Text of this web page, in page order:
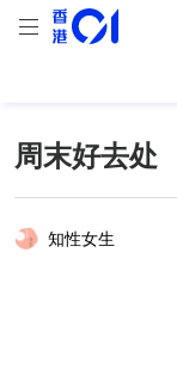
周末好去处
知性女生